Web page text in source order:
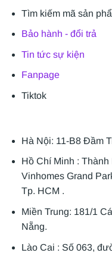
Tìm kiếm mã sản
Bảo hành - đổi trả
Tin tức sự kiện
Fanpage
Tiktok
Hà Nội: 11-B8 Đầm
Hồ Chí Minh :
Vinhomes Grand
Tp. HCM .
Miền Trung: 181/1
Nẵng.
Lào Cai : Số 063,